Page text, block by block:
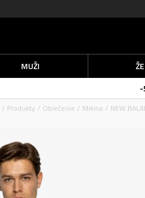
MUŽI
-
Produkty Oblečenie Mikina NEW